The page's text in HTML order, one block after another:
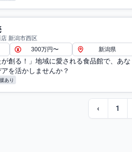
新潟市西区
300万円〜 新潟県
が創る！」地域に愛される食品館で、あな
を活かしませんか？
あり
‹ 1